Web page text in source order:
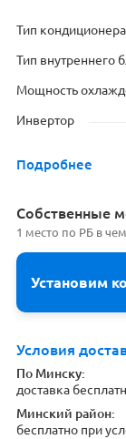
Тип кондиционера
Тип внутреннего
Мощность
Инвертор
Подробнее
Cобственные
1 место по РБ в
Установим
Условия
По Минску:
доставка
Минский район:
бесплатно при